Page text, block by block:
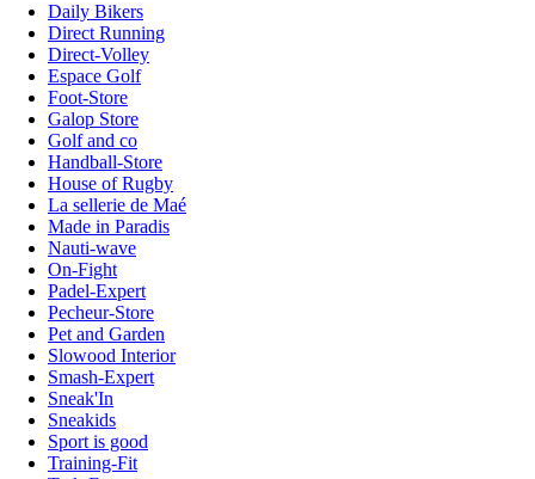
Daily Bikers
Direct Running
Direct-Volley
Espace Golf
Foot-Store
Galop Store
Golf and co
Handball-Store
House of Rugby
La sellerie de Maé
Made in Paradis
Nauti-wave
On-Fight
Padel-Expert
Pecheur-Store
Pet and Garden
Slowood Interior
Smash-Expert
Sneak'In
Sneakids
Sport is good
Training-Fit